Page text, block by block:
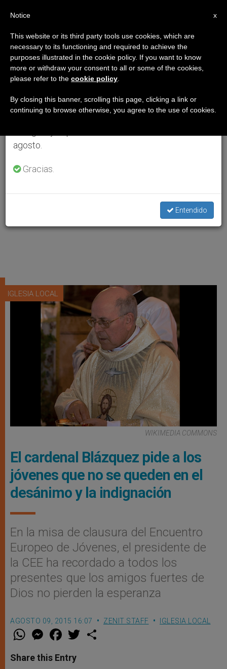
IGLESIA LOCAL
WIKIMEDIA COMMONS
El cardenal Blázquez pide a los
jóvenes que no se queden en el
desánimo y la indignación
En la misa de clausura del Encuentro
Europeo de Jóvenes, el presidente de
la CEE ha recordado a todos los
presentes que los amigos fuertes de
Dios no pierden la esperanza
AGOSTO 09, 2015 16:07 ZENIT STAFF IGLESIA LOCAL
W
t
s
M
e
s
e
F
a
e
b
w
Share this Entry
×
Aviso importante
Del 27 de julio al 7 de agosto haremos la pausa
anual, aprovechando que en el periodo de verano
se generan menos informaciones y también el
agosto.
Gracias.
Entendido
x
Notice
This website or its third party tools use cookies, which are
necessary to its functioning and required to achieve the
purposes illustrated in the cookie policy. If you want to know
more or withdraw your consent to all or some of the cookies,
please refer to the cookie policy
By closing this banner, scrolling this page, clicking a link or
continuing to browse otherwise, you agree to the use of cookies.